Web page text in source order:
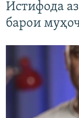
Истифода
барои